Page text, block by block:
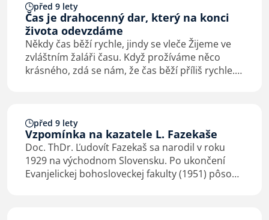
před 9 lety
Čas je drahocenný dar, který na konci
života odevzdáme
Někdy čas běží rychle, jindy se vleče Žijeme ve
zvláštním žaláři času. Když prožíváme něco
krásného, zdá se nám, že čas běží příliš rychle.
před 9 lety
Vzpomínka na kazatele L. Fazekaše
Doc. ThDr. Ľudovít Fazekaš sa narodil v roku
1929 na východnom Slovensku. Po ukončení
Evanjelickej bohosloveckej fakulty (1951) pôsobil